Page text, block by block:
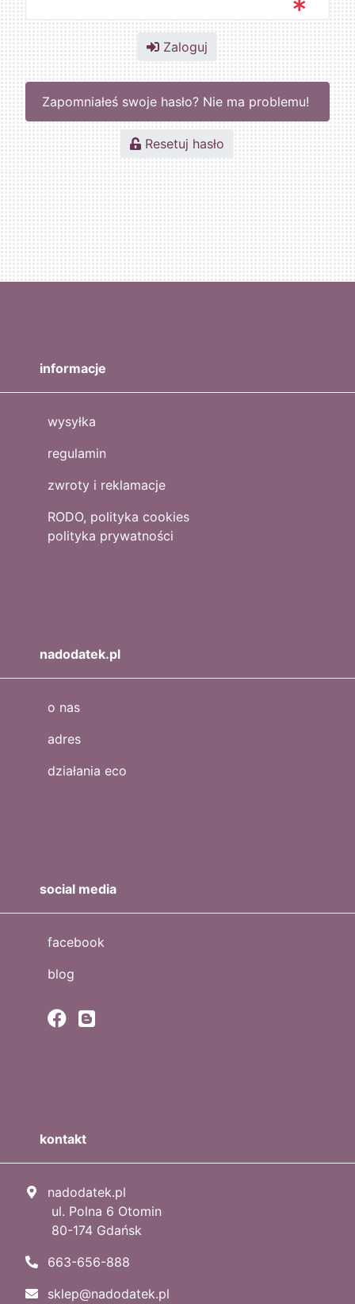
Zaloguj
Zapomniałeś swoje hasło? Nie ma problemu!
Resetuj hasło
informacje
wysyłka
regulamin
zwroty i reklamacje
RODO, polityka cookies
polityka prywatności
nadodatek.pl
o nas
adres
działania eco
social media
facebook
blog
kontakt
nadodatek.pl
ul. Polna 6 Otomin
80-174 Gdańsk
663-656-888
sklep@nadodatek.pl